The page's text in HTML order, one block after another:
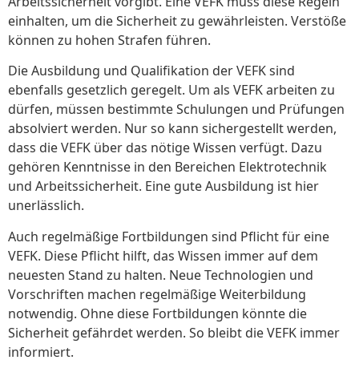
einhalten, um die Sicherheit zu gewährleisten. Verstöße
können zu hohen Strafen führen.
Die Ausbildung und Qualifikation der VEFK sind
ebenfalls gesetzlich geregelt. Um als VEFK arbeiten zu
dürfen, müssen bestimmte Schulungen und Prüfungen
absolviert werden. Nur so kann sichergestellt werden,
dass die VEFK über das nötige Wissen verfügt. Dazu
gehören Kenntnisse in den Bereichen Elektrotechnik
und Arbeitssicherheit. Eine gute Ausbildung ist hier
unerlässlich.
Auch regelmäßige Fortbildungen sind Pflicht für eine
VEFK. Diese Pflicht hilft, das Wissen immer auf dem
neuesten Stand zu halten. Neue Technologien und
Vorschriften machen regelmäßige Weiterbildung
notwendig. Ohne diese Fortbildungen könnte die
Sicherheit gefährdet werden. So bleibt die VEFK immer
informiert.